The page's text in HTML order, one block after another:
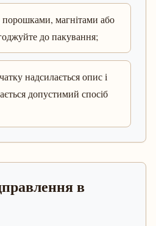
порошками, магнітами або
до пакування;
надсилається опис і
допустимий спосіб
в